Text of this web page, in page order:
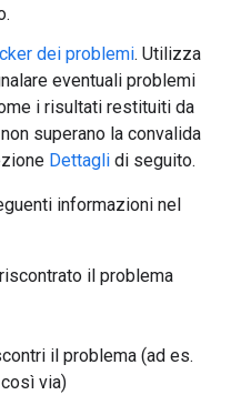
dei problemi. Utilizza
eventuali problemi
i risultati restituiti da
superano la convalida
Dettagli di seguito.
informazioni nel
il problema
il problema (ad es.
via)